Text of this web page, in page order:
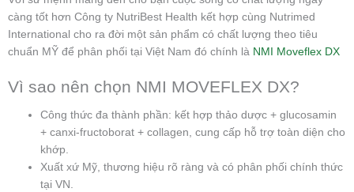
càng tốt hơn Công ty NutriBest Health kết hợp cùng Nutrimed
International cho ra đời một sản phẩm có chất lượng theo tiêu
chuẩn MỸ để phân phối tại Việt Nam đó chính là NMI Moveflex DX
Vì sao nên chọn NMI MOVEFLEX DX?
Công thức đa thành phần: kết hợp thảo dược + glucosamin
+ canxi-fructoborat + collagen, cung cấp hỗ trợ toàn diện cho
khớp.
Xuất xứ Mỹ, thương hiệu rõ ràng và có phân phối chính thức
tại VN.